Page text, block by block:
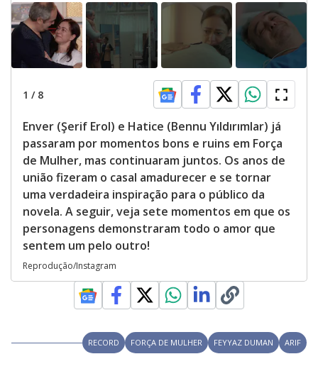
1 / 8
Enver (Şerif Erol) e Hatice (Bennu Yıldırımlar) já
passaram por momentos bons e ruins em Força
de Mulher, mas continuaram juntos. Os anos de
união fizeram o casal amadurecer e se tornar
uma verdadeira inspiração para o público da
novela. A seguir, veja sete momentos em que os
personagens demonstraram todo o amor que
sentem um pelo outro!
Reprodução/Instagram
RECORD FORÇA DE MULHER FEYYAZ DUMAN ARIF